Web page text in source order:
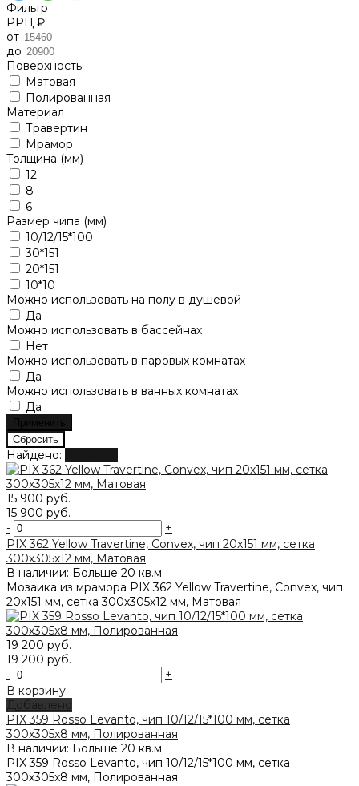
Фильтр
РРЦ ₽
от
до
Поверхность
Матовая
Полированная
Материал
Травертин
Мрамор
Толщина (мм)
12
8
6
Размер чипа (мм)
10/12/15*100
30*151
20*151
10*10
Можно использовать на полу в душевой
Да
Можно использовать в бассейнах
Нет
Можно использовать в паровых комнатах
Да
Можно использовать в ванных комнатах
Да
Найдено:
15 900 руб.
15 900 руб.
-
+
PIX 362 Yellow Travertine, Convex, чип 20х151 мм, сетка
300х305х12 мм, Матовая
В наличии: Больше 20 кв.м
Мозаика из мрамора PIX 362 Yellow Travertine, Convex, чип
20х151 мм, сетка 300х305х12 мм, Матовая
19 200 руб.
19 200 руб.
-
+
В корзину
Добавлено
PIX 359 Rosso Levanto, чип 10/12/15*100 мм, сетка
300х305x8 мм, Полированная
В наличии: Больше 20 кв.м
PIX 359 Rosso Levanto, чип 10/12/15*100 мм, сетка
300х305x8 мм, Полированная